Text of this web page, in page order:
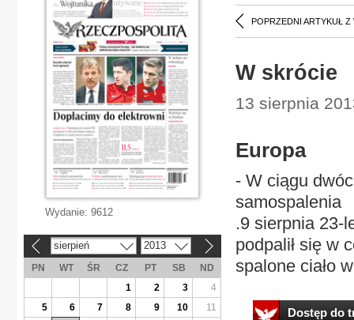
POPRZEDNI ARTYKUŁ Z
W skrócie
13 sierpnia
Europa
- W ciągu
samospalenia
.9 sierpnia 23-
podpalił się w
spalone ciało
Dostęp do
Wydanie: 9612
sierpień 2013
PN WT ŚR CZ PT SB
ND
1
2 3
4
5
6 7 8 9 10
11